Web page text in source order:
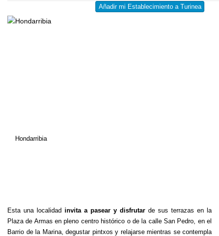
Añadir mi Establecimiento a Turinea
Hondarribia
Esta una localidad invita a pasear y disfrutar de sus terrazas en la
Plaza de Armas en pleno centro histórico o de la calle San Pedro, en el
Barrio de la Marina, degustar pintxos y relajarse mientras se contempla